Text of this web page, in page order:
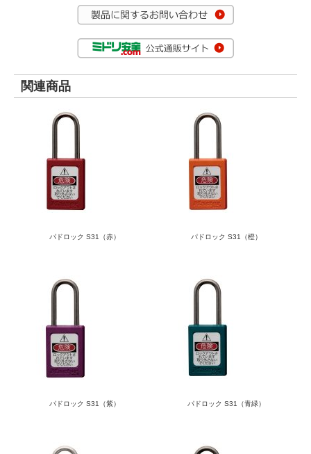
関連商品
パドロック S31（赤） パドロック S31（橙）
パドロック S31（紫） パドロック S31（青緑）